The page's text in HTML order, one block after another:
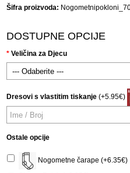
Šifra proizvoda:
DOSTUPNE OPCIJE
Veličina za Djecu
Dresovi s vlastitim tiskanje (+5.95€)
Ostale opcije
Nogometne čarape (+6.35€)